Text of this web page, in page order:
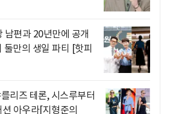
편과 20년만에 공개
둘만의 생일 파티 [핫피
리즈 테론, 시스루부터
아우라[지형준의